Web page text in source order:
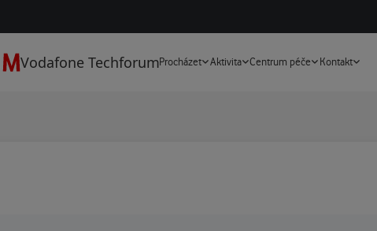
Vodafone TechforumProcházet Aktivita Centrum péče Kontakt